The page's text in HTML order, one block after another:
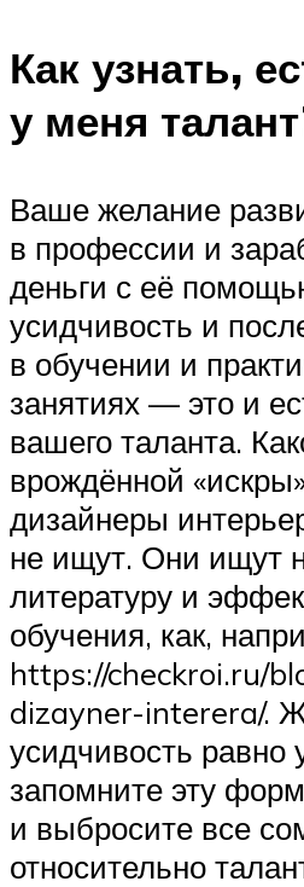
Как узнать,
у меня
Ваше желание
в профессии и
деньги с её
усидчивость и
в обучении и
занятиях — это и
вашего таланта.
врождённой
дизайнеры
не ищут. Они ищут
литературу и
обучения, как,
https://checkroi.ru/
dizayner-interera/.
усидчивость равно
запомните эту
и выбросите все
относительно